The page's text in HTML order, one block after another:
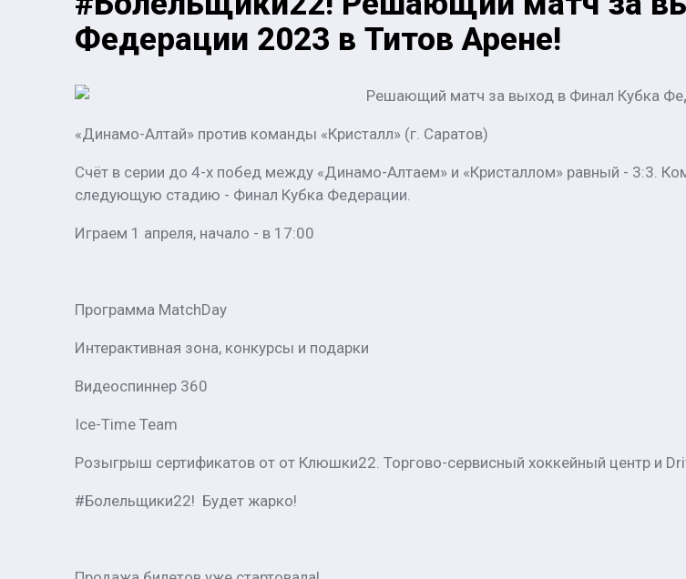
Федерации 2023 в Титов Арене!
Решающий матч за выход в Финал Кубка
«Динамо-Алтай» против команды «Кристалл» (г. Саратов)
Счёт в серии до 4-х побед между «Динамо-Алтаем» и «Кристаллом» равный - 3:3.
следующую стадию - Финал Кубка Федерации.
Играем 1 апреля, начало - в 17:00
Программа MatchDay
Интерактивная зона, конкурсы и подарки
Видеоспиннер 360
Iсe-Time Team
Розыгрыш сертификатов от от Клюшки22. Торгово-сервисный хоккейный центр и
#Болельщики22! Будет жарко!